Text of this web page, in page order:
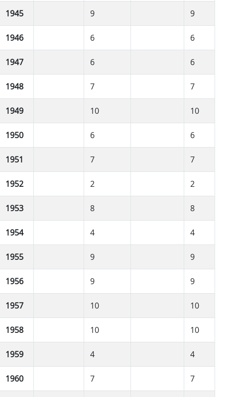
1945 9 9
1946 6 6
1947 6 6
1948 7 7
1949 10 10
1950 6 6
1951 7 7
1952 2 2
1953 8 8
1954 4 4
1955 9 9
1956 9 9
1957 10 10
1958 10 10
1959 4 4
1960 7 7